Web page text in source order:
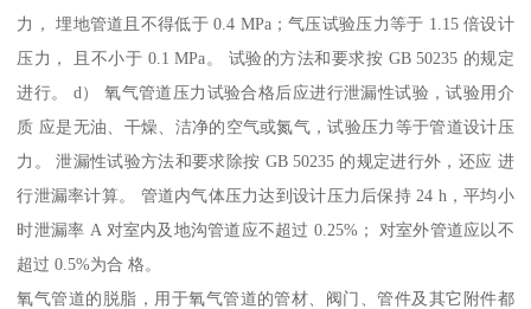
力， 埋地管道且不得低于 0.4 MPa；气压试验压力等于 1.15 倍设计
压力， 且不小于 0.1 MPa。 试验的方法和要求按 GB 50235 的规定
进行。 d） 氧气管道压力试验合格后应进行泄漏性试验，试验用介
质 应是无油、干燥、洁净的空气或氮气，试验压力等于管道设计压
力。 泄漏性试验方法和要求除按 GB 50235 的规定进行外，还应 进
行泄漏率计算。 管道内气体压力达到设计压力后保持 24 h，平均小
时泄漏率 A 对室内及地沟管道应不超过 0.25%； 对室外管道应以不
超过 0.5%为合 格。
氧气管道的脱脂，用于氧气管道的管材、阀门、管件及其它附件都